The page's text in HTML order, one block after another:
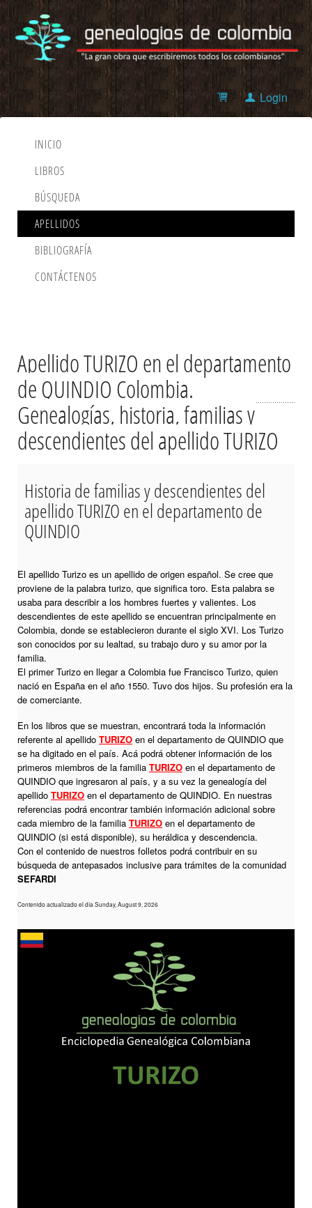
Login
INICIO
LIBROS
BÚSQUEDA
APELLIDOS
BIBLIOGRAFÍA
CONTÁCTENOS
Apellido TURIZO en el departamento
de QUINDIO Colombia.
Genealogías, historia, familias y
descendientes del apellido TURIZO
Historia de familias y descendientes del
apellido TURIZO en el departamento de
QUINDIO
El apellido Turizo es un apellido de origen español. Se cree que
proviene de la palabra turizo, que significa toro. Esta palabra se
usaba para describir a los hombres fuertes y valientes. Los
descendientes de este apellido se encuentran principalmente en
Colombia, donde se establecieron durante el siglo XVI. Los Turizo
son conocidos por su lealtad, su trabajo duro y su amor por la
familia.
El primer Turizo en llegar a Colombia fue Francisco Turizo, quien
nació en España en el año 1550. Tuvo dos hijos. Su profesión era la
de comerciante.
En los libros que se muestran, encontrará toda la información
referente al apellido TURIZO en el departamento de QUINDIO que
se ha digitado en el país. Acá podrá obtener información de los
primeros miembros de la familia TURIZO en el departamento de
QUINDIO que ingresaron al país, y a su vez la genealogía del
apellido TURIZO en el departamento de QUINDIO. En nuestras
referencias podrá encontrar también información adicional sobre
cada miembro de la familia TURIZO en el departamento de
QUINDIO (si está disponible), su heráldica y descendencia.
Con el contenido de nuestros folletos podrá contribuir en su
búsqueda de antepasados inclusive para trámites de la comunidad
SEFARDI
Contenido actualizado el día Sunday, August 9, 2026